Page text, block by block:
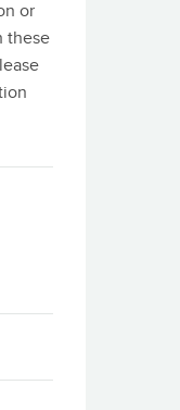
or
these